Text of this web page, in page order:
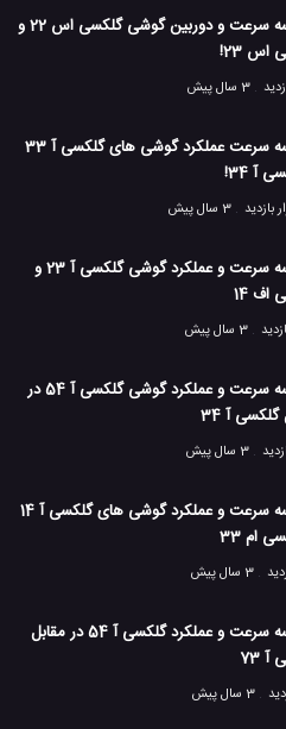
بررسی تکنولوژی موبایل نقد و بررسی
مقایسه سرعت و دوربین گوشی گلکسی اس 22 و
اس 23!
3 سال پیش
مقایسه سرعت عملکرد گوشی های گلکسی آ 33
آ 34!
3 سال پیش
مقایسه سرعت و عملکرد گوشی گلکسی آ 23 و
اف 14
3 سال پیش
مقایسه سرعت و عملکرد گوشی گلکسی آ 54 در
گلکسی آ 34
3 سال پیش
مقایسه سرعت و عملکرد گوشی های گلکسی آ 14
ام 33
3 سال پیش
مقایسه سرعت و عملکرد گلکسی آ 54 در مقابل
73
3 سال پیش